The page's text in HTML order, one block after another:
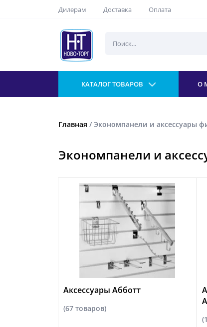
Дилерам Доставка Оплата
КАТАЛОГ ТОВАРОВ О
Главная / Экономпанели и аксессуары
Экономпанели и
Аксессуары Абботт
(67 товаров)